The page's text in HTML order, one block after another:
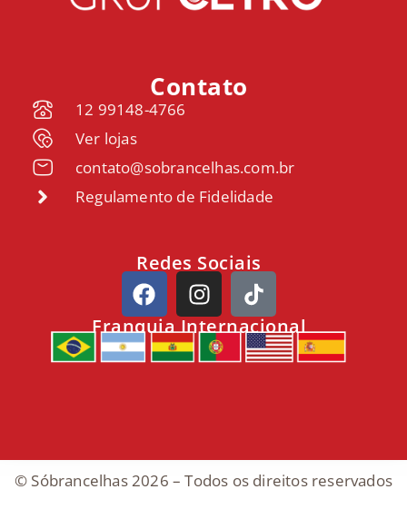
Contato
12 99148-4766
Ver lojas
contato@sobrancelhas.com.br
Regulamento de Fidelidade
Redes Sociais
Franquia Internacional
© Sóbrancelhas 2026 – Todos os direitos reservados